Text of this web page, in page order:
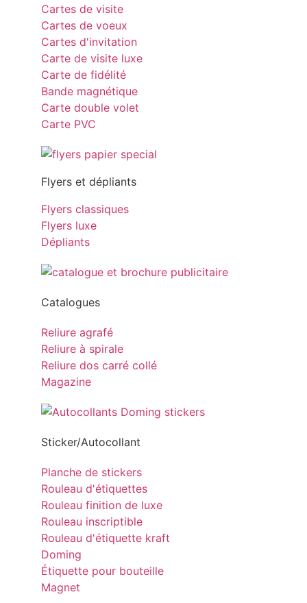
Cartes de visite
Cartes de voeux
Cartes d'invitation
Carte de visite luxe
Carte de fidélité
Bande magnétique
Carte double volet
Carte PVC
Flyers et dépliants
Flyers classiques
Flyers luxe
Dépliants
Catalogues
Reliure agrafé
Reliure à spirale
Reliure dos carré collé
Magazine
Sticker/Autocollant
Planche de stickers
Rouleau d'étiquettes
Rouleau finition de luxe
Rouleau inscriptible
Rouleau d'étiquette kraft
Doming
Étiquette pour bouteille
Magnet